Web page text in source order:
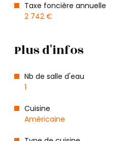
Taxe foncière annuelle
2 742 €
Plus d'infos
Nb de salle d'eau
1
Cuisine
Américaine